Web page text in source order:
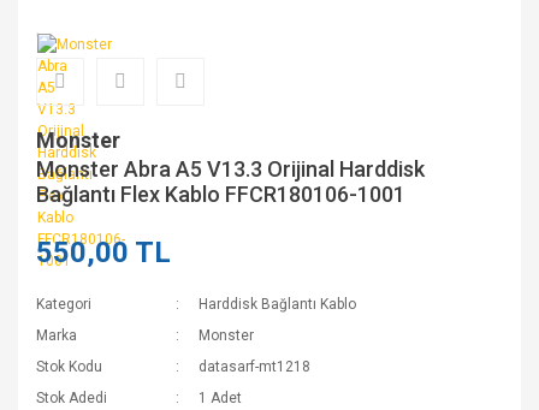
Monster
Monster Abra A5 V13.3 Orijinal Harddisk
Bağlantı Flex Kablo FFCR180106-1001
550,00 TL
Kategori
Harddisk Bağlantı Kablo
Marka
Monster
Stok Kodu
datasarf-mt1218
Stok Adedi
1 Adet